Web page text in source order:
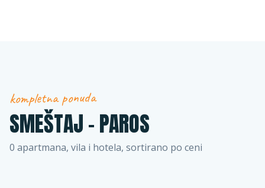
kompletna ponuda
SMEŠTAJ –PAROS
0 apartmana, vila i hotela, sortirano po ceni